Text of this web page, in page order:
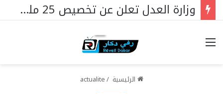
وزارة العدل تعلن عن تخصيص 25 مليار فرنك سيفا لإنشاء سجون جديدة في السنغال …
خيارات
الرئيسية /
actualite